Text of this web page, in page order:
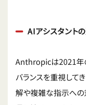
AIアシスタント
Anthropicは2021年
バランスを重視して
解や複雑な指示へ